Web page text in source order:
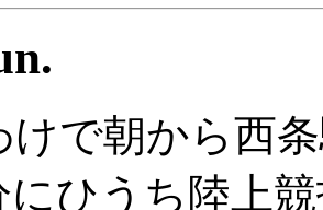
けで朝から西
にひうち陸上